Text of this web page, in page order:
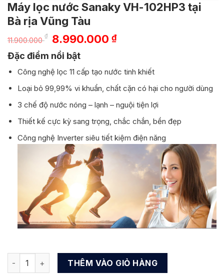
Máy lọc nước Sanaky VH-102HP3 tại
Bà rịa Vũng Tàu
11.900.000
₫
Giá
gốc
là:
11.900.000 ₫.
8.990.000₫Giá
là:
8.990.000 ₫.
Đặc điểm nổi bật
Công nghệ lọc 11 cấp tạo nước tinh khiết
Loại bỏ 99,99% vi khuẩn, chất cặn có hại cho người dùng
3 chế độ nước nóng – lạnh – nguội tiện lợi
Thiết kế cực kỳ sang trọng, chắc chắn, bền đẹp
Công nghệ Inverter siêu tiết kiệm điện năng
Máy lọc nước Sanaky VH-102HP3 tại Bà rịa Vũng Tàu số
THÊM VÀO GIỎ HÀNG